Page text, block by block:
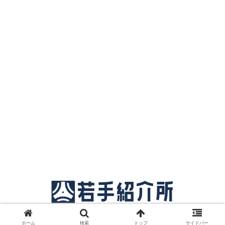
© 2018 サッカー若手紹介所.
ホーム 検索 トップ サイドバー